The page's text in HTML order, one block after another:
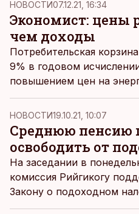
евро в автономную
НОВОСТИ07.12.21, 16:34
Экономист: цены
чем доходы
Потребительская
9% в годовом
повышением цен на
питания. Цены растут
так и под влиянием
стороны, у
энергия, сырьё,
стороны, спрос на
время очень высок, что,
позволяет ценам расти,
экономист Swedbank
НОВОСТИ19.10.21, 10:07
Среднюю пенсию
освободить от
На заседании в
комиссия Рийгикогу
Закону о подоходном
отношении людей